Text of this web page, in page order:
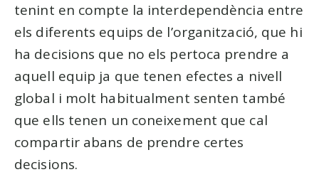
tenint en compte la interdependència entre
els diferents equips de l’organització, que hi
ha decisions que no els pertoca prendre a
aquell equip ja que tenen efectes a nivell
global i molt habitualment senten també
que ells tenen un coneixement que cal
compartir abans de prendre certes
decisions.